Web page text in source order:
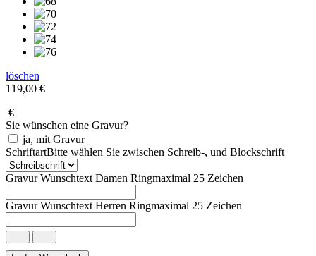
löschen
119,00 €
€
Sie wünschen eine Gravur?
ja, mit Gravur
SchriftartBitte wählen Sie zwischen Schreib-, und Blockschrift
Gravur Wunschtext Damen Ringmaximal 25 Zeichen
Gravur Wunschtext Herren Ringmaximal 25 Zeichen
Zweifarbige
Titan